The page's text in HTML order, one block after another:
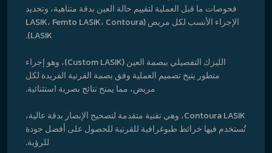
فحوصات ما قبل العملية لتقييم حالة العين بدقة متناهية، وتحديد
الإجراء الأنسب لكل مريض (LASIK، Femto LASIK، Contoura
LASIK).
الليزك التفصيلي ببصمة العين (Custom LASIK)، وهو إجراء
متطور يتيح تصميم العملية وفق بصمة القرنية الفريدة لكل
مريض، مما يمنح نتائج بصرية استثنائية.
Contoura LASIK، وهي تقنية متقدمة لتصحيح الإبصار بدقة عالية،
تُستخدم فيها خرائط طبوغرافية للقرنية للحصول على أفضل جودة
للرؤية.